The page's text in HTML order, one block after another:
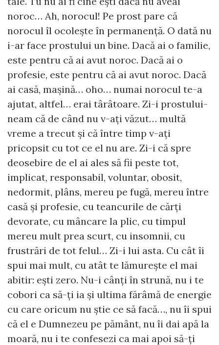
noroc… Ah, norocul! Pe prost pare că
norocul îl ocolește în permanență. O dată nu
i-ar face prostului un bine. Dacă ai o familie,
este pentru că ai avut noroc. Dacă ai o
profesie, este pentru că ai avut noroc. Dacă
ai casă, mașină… oho… numai norocul te-a
ajutat, altfel… erai târâtoare. Zi-i prostului-
neam că de când nu v-ați văzut… multă
vreme a trecut și că între timp v-ați
pricopsit cu tot ce el nu are. Zi-i că spre
deosebire de el ai ales să fii peste tot,
implicat, responsabil, voluntar, obosit,
nedormit, plâns, mereu pe fugă, mereu între
casă și profesie, cu teancurile de cărți
devorate, cu mâncare la plic, cu timpul
mereu mult prea scurt, cu insomnii, cu
frustrări de tot felul… Zi-i lui asta. Cu cât îi
spui mai mult, cu atât te lămurește el mai
abitir: ești zero. Nu-i cânți în strună, nu i te
cobori ca să-ți ia și ultima fărâmă de energie
cu care oricum nu știe ce să facă…, nu îi spui
că el e Dumnezeu pe pământ, nu îi dai apă la
moară, nu i te confesezi ca mai apoi să-ți